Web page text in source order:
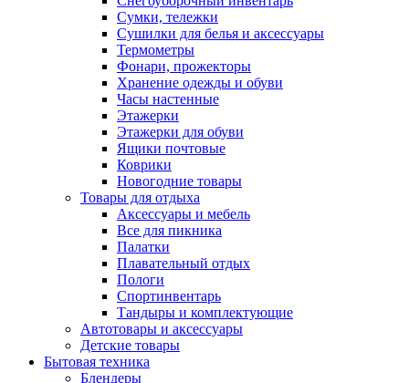
Сумки, тележки
Сушилки для белья и аксессуары
Термометры
Фонари, прожекторы
Хранение одежды и обуви
Часы настенные
Этажерки
Этажерки для обуви
Ящики почтовые
Коврики
Новогодние товары
Товары для отдыха
Аксессуары и мебель
Все для пикника
Палатки
Плавательный отдых
Пологи
Спортинвентарь
Тандыры и комплектующие
Автотовары и аксессуары
Детские товары
Бытовая техника
Блендеры